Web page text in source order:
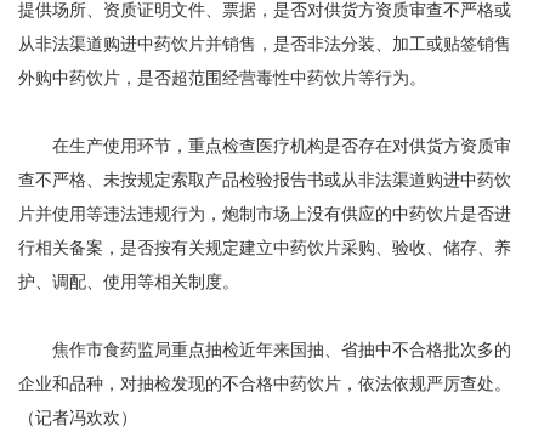
提供场所、资质证明文件、票据，是否对供货方资质审查不严格或
从非法渠道购进中药饮片并销售，是否非法分装、加工或贴签销售
外购中药饮片，是否超范围经营毒性中药饮片等行为。
在生产使用环节，重点检查医疗机构是否存在对供货方资质审
查不严格、未按规定索取产品检验报告书或从非法渠道购进中药饮
片并使用等违法违规行为，炮制市场上没有供应的中药饮片是否进
行相关备案，是否按有关规定建立中药饮片采购、验收、储存、养
护、调配、使用等相关制度。
焦作市食药监局重点抽检近年来国抽、省抽中不合格批次多的
企业和品种，对抽检发现的不合格中药饮片，依法依规严厉查处。
（记者冯欢欢）